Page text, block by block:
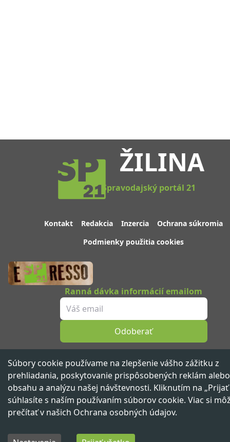
Súbory cookie používame na zlepšenie vášho zážitku z
prehliadania, poskytovanie prispôsobených reklám alebo
obsahu a analýzu našej návštevnosti. Kliknutím na „Prijať
súhlasíte s naším používaním súborov cookie. Viac si
prečítať v našich Ochrana osobných údajov.
ŽILINA
Spravodajský portál 21
Kontakt Redakcia Inzercia
Ochrana súkromia
Podmienky použitia cookies
Ranná dávka informácií emailom
Odoberať
Sledujte nás
Spravodajský portál 21. storočia ™ ©2026 Všetky práva vyhradené
VydávabeNOW media group,člen skupiny